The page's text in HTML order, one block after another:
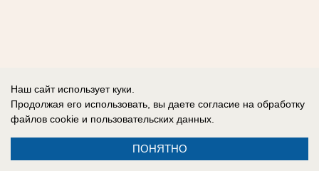
Наш сайт использует куки.
Продолжая его использовать, вы даете согласие на обработку
файлов cookie и пользовательских данных.
ПОНЯТНО